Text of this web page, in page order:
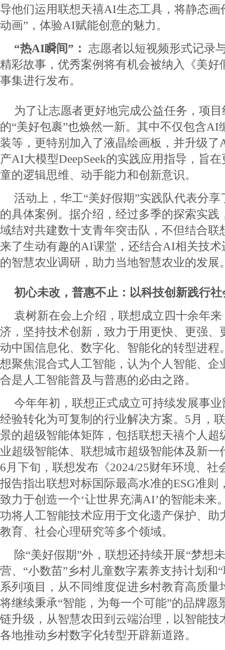
导他们运用联想天禧AI生态工具，将静态画
动画”，体验AI赋能创意的魅力。
“热AI瞬间”： 志愿者以短视频形式记录
精彩故事，优秀案例将有机会被纳入《美好
事集进行发布。
为了让志愿者更好地完成公益任务，项
的“美好包裹”也焕然一新。其中不仅包含AI
装等，更特别加入了液晶绘画板，并升级
产AI大模型DeepSeek的实践应用指导，旨
童的逻辑思维、动手能力和创新意识。
活动上，华工“美好假期”实践队代表分
的具体案例。据介绍，经过多季的探索实践
域结对共建数十支青年突击队，不但结合联
来了生动有趣的AI课堂，还结合AI相关技
的智慧农业调研，助力当地智慧农业的发展
初心未改，普惠不止 ：以科技创新践行
袁树新在会上介绍，联想成立四十余年
济，坚持技术创新，致力于用更快、更强、
动中国信息化、数字化、智能化的转型进
想聚焦混合式人工智能，认为个人智能、企
合是人工智能普及与普惠的必由之路。
今年年初，联想正式成立可持续发展事
经验转化为可复制的行业解决方案。5月，
景的超级智能体矩阵，包括联想天禧个人超
业超级智能体、联想城市超级智能体及新一
6月下旬，联想发布《2024/25财年环境、社
报告指出联想对标国际最高水准的ESG准则
致力于创造一个‘让世界充满AI’的智能未来
功将人工智能技术应用于文化遗产保护、助
教育、社会心理研究等多个领域。
除“美好假期”外，联想还持续开展“梦想
营、“小数苗”乡村儿童数字素养支持计划和
系列项目，从不同维度促进乡村教育高质量
将继续秉承“智能，为每一个可能”的品牌愿
链升级，从智慧农田到云端治理，以智能技
各地推动乡村数字化转型开辟新道路。